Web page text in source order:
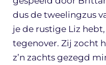
dus de tweelingzus
je de rustige Liz
tegenover. Zij zocht
z’n zachts gezegd